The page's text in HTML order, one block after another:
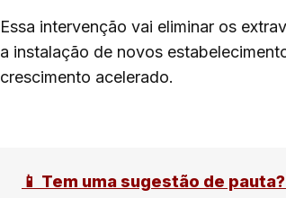
Essa intervenção vai eliminar os
a instalação de novos
crescimento acelerado.
📱 Tem uma sugestão de